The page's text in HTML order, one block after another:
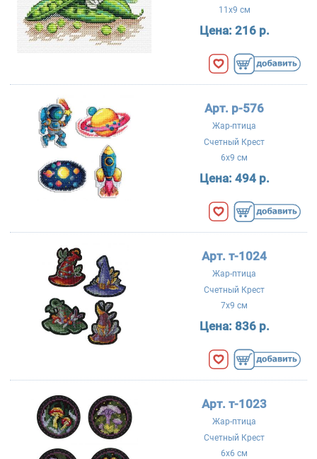
11x9 см
Цена: 216 р.
Арт. р-576
Жар-птица
Счетный Крест
6x9 см
Цена: 494 р.
Арт. т-1024
Жар-птица
Счетный Крест
7x9 см
Цена: 836 р.
Арт. т-1023
Жар-птица
Счетный Крест
6x6 см